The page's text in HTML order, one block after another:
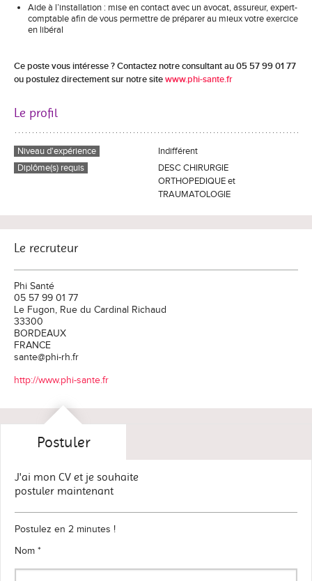
Aide à l’installation : mise en contact avec un avocat, assureur, expert-
comptable afin de vous permettre de préparer au mieux votre exercice
en libéral
Ce poste vous intéresse ? Contactez notre consultant au 05 57 99 01 77
ou postulez directement sur notre sitewww.phi-sante.fr
Le profil
Niveau d'expérience
Indifférent
Diplôme(s) requis
DESC CHIRURGIE
ORTHOPEDIQUE et
TRAUMATOLOGIE
Le recruteur
Phi Santé
05 57 99 01 77
Le Fugon, Rue du Cardinal Richaud
33300
BORDEAUX
FRANCE
sante@phi-rh.fr
http://www.phi-sante.fr
Postuler
J'ai mon CV et je souhaite
postuler maintenant
Postulez en 2 minutes !
Nom *